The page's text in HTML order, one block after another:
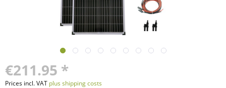
€211.95 *
Prices incl. VAT plus shipping costs